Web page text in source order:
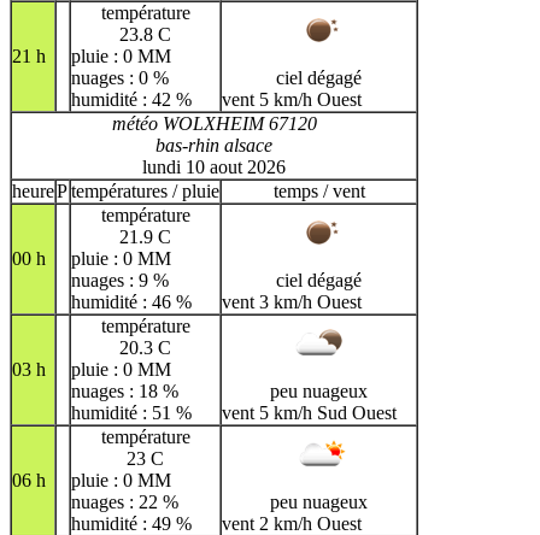
21 h
température
23.8 C
pluie : 0 MM
nuages : 0 %
humidité : 42 %
ciel dégagé
vent 5 km/h Ouest
météo WOLXHEIM 67120
bas-rhin alsace
lundi 10 aout 2026
heurePtempératures / pluie temps / vent
00 h
température
21.9 C
pluie : 0 MM
nuages : 9 %
humidité : 46 %
ciel dégagé
vent 3 km/h Ouest
03 h
température
20.3 C
pluie : 0 MM
nuages : 18 %
humidité : 51 %
peu nuageux
vent 5 km/h Sud Ouest
06 h
température
23 C
pluie : 0 MM
nuages : 22 %
humidité : 49 %
peu nuageux
vent 2 km/h Ouest